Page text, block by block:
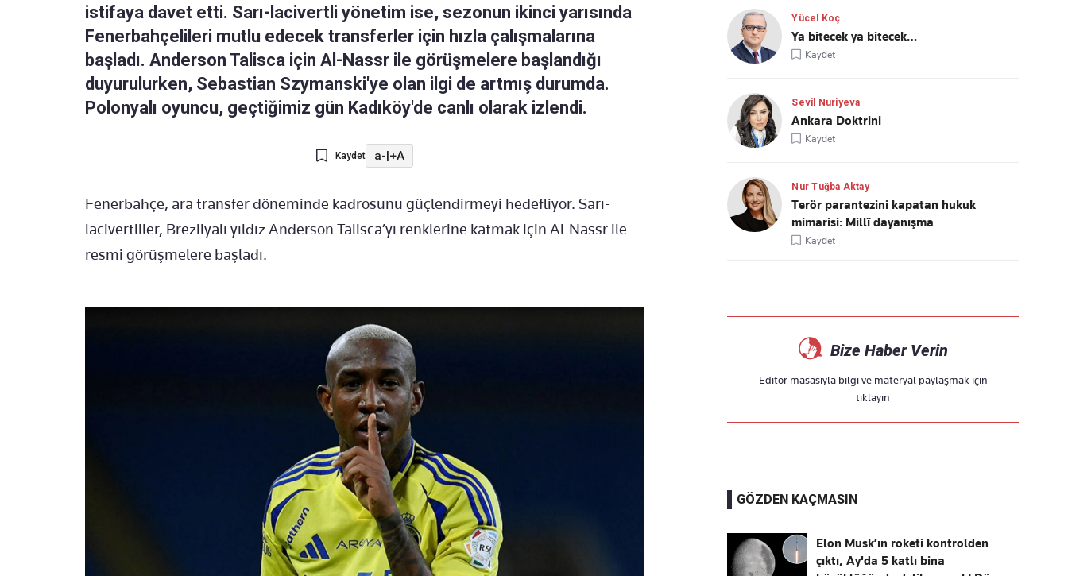
istifaya davet etti. Sarı-lacivertli yönetim ise, sezonun ikinci yarısında
Fenerbahçelileri mutlu edecek transferler için hızla çalışmalarına
başladı. Anderson Talisca için Al-Nassr ile görüşmelere başlandığı
duyurulurken, Sebastian Szymanski'ye olan ilgi de artmış durumda.
Polonyalı oyuncu, geçtiğimiz gün Kadıköy'de canlı olarak izlendi.
Kaydet a-|+A
Fenerbahçe, ara transfer döneminde kadrosunu güçlendirmeyi hedefliyor. Sarı-
lacivertliler, Brezilyalı yıldız Anderson Talisca’yı renklerine katmak için Al-Nassr ile
resmi görüşmelere başladı.
Yücel Koç
Ya bitecek ya bitecek…
Kaydet
Sevil Nuriyeva
Ankara Doktrini
Kaydet
Nur Tuğba Aktay
Terör parantezini kapatan hukuk
mimarisi: Millî dayanışma
Kaydet
Bize Haber Verin
Editör masasıyla bilgi ve materyal paylaşmak için
tıklayın
GÖZDEN KAÇMASIN
Elon Musk’ın roketi kontrolden
çıktı, Ay'da 5 katlı bina